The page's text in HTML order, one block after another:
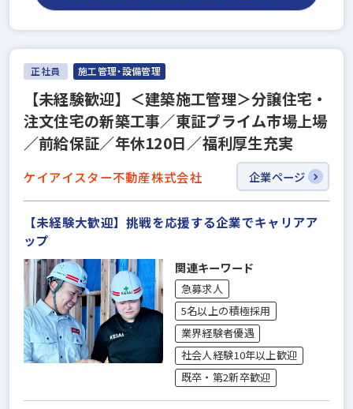
正社員 施工管理・設備管理
【未経験歓迎】＜建築施工管理＞分譲住宅・
注文住宅の新築工事／東証プライム市場上場
／前給保証／年休120日／福利厚生充実
ケイアイスター不動産株式会社 企業ページ
【未経験大歓迎】挑戦を応援する企業でキャリアア
ップ
関連キーワード
急募求人
5名以上の積極採用
業界経験者優遇
社会人経験10年以上歓迎
既卒・第2新卒歓迎